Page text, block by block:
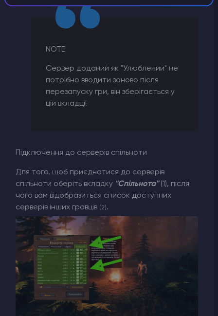
NOTE
Сервер доданий як "Улюблений" не
потрібно вводити заново після
перезапуску гри, він зберігається у
цій вкладці!
Підключення до серверів спільноти
Для того, щоб приєднатися до серверів
спільноти оберіть вкладку "Спільнота"(1), після
чого вам відобразиться список доступних
серверів інших гравців (2).